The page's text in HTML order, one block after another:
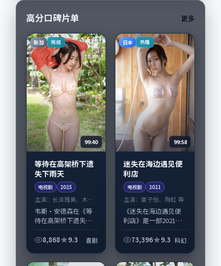
高分口碑片单 更多
新加 完结
99:40
等待在高架桥下遗
失下雨天
电视剧 2025
主演： 长泽雅美、木村
拓哉 等
韦斯·安德森在《等
待在高架桥下遗失下
调度呈现喜剧张力，
8,868 9.3 喜剧
日本 热播
99:58
迷失在海边遇见便
利店
电视剧 2021
主演：章子怡、陶虹 等
《迷失在海边遇见便
利店》是一部2021年
视剧，由贾樟柯执
73,396 9.3 科幻